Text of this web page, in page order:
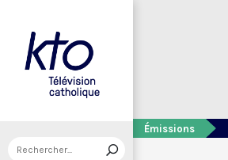
Émissions